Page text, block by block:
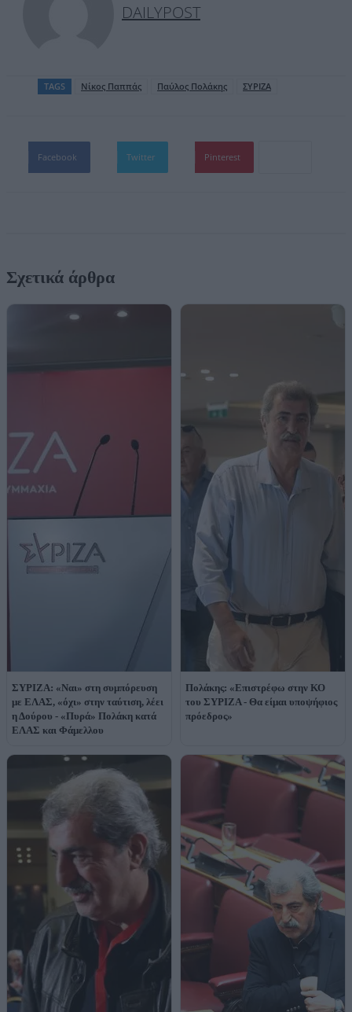
DAILYPOST
TAGS Νίκος Παππάς Παύλος Πολάκης ΣΥΡΙΖΑ
Facebook Twitter Pinterest
Σχετικά άρθρα
ΣΥΡΙΖΑ: «Ναι» στη συμπόρευση
με ΕΛΑΣ, «όχι» στην ταύτιση, λέει
η Δούρου - «Πυρά» Πολάκη κατά
ΕΛΑΣ και Φάμελλου
Πολάκης: «Επιστρέφω στην ΚΟ
του ΣΥΡΙΖΑ - Θα είμαι υποψήφιος
πρόεδρος»